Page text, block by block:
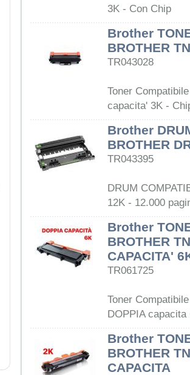
3K - Con Chip
Brother
BROTHER
TR043028
Toner
capacita' 3K -
Brother
BROTHER
TR043395
DRUM
12K - 12.000
Brother
BROTHER
CAPACITA'
TR061725
Toner
DOPPIA
Brother
BROTHER
CAPACITA